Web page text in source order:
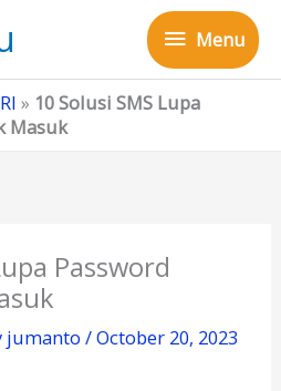
Menu
Menu
» 10 Solusi SMS Lupa
Masuk
Password
jumanto/October 20, 2023